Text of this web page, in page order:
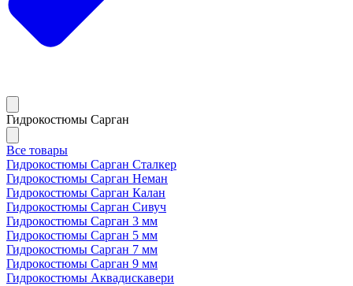
Гидрокостюмы Сарган
Все товары
Гидрокостюмы Сарган Сталкер
Гидрокостюмы Сарган Неман
Гидрокостюмы Сарган Калан
Гидрокостюмы Сарган Сивуч
Гидрокостюмы Сарган 3 мм
Гидрокостюмы Сарган 5 мм
Гидрокостюмы Сарган 7 мм
Гидрокостюмы Сарган 9 мм
Гидрокостюмы Аквадискавери